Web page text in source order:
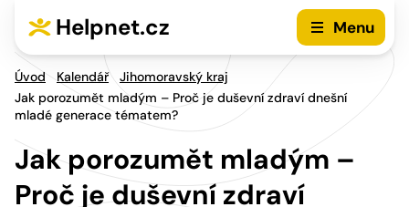
Helpnet.cz Menu
Úvod Kalendář
Jihomoravský kraj
Jak porozumět mladým – Proč je duševní zdraví dnešní
mladé generace tématem?
Jak porozumět mladým –
Proč je duševní zdraví